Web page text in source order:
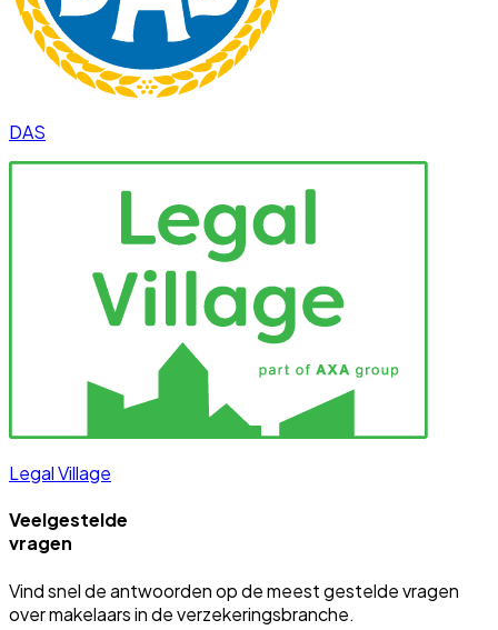
DAS
Legal Village
Veelgestelde
vragen
Vind snel de antwoorden op de meest gestelde vragen
over makelaars in de verzekeringsbranche.